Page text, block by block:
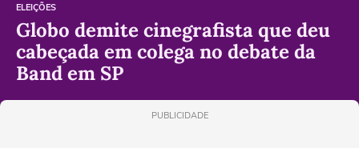
ELEIÇÕES
Globo demite cinegrafista que deu
cabeçada em colega no debate da
Band em SP
PUBLICIDADE